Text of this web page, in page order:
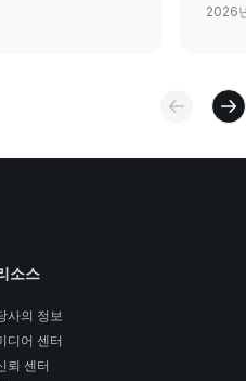
2026
소스
사의 정보
디어 센터
뢰 센터